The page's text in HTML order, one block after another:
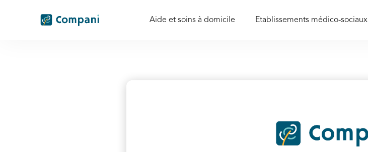
Aide et soins à domicile Etablissements médico-sociaux